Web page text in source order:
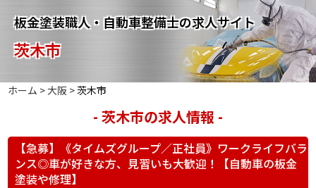
板金塗装職人・自動車整備士の求人サイト
茨木市
ホーム >大阪 >茨木市
- 茨木市の求人情報 -
【急募】《タイムズグループ／正社員》ワークライフバラ
ンス◎車が好きな方、見習いも大歓迎！【自動車の板金
塗装や修理】